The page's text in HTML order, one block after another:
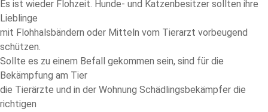
Es ist wieder Flohzeit. Hunde- und Katzenbesitzer sollten ihre
Lieblinge
mit Flohhalsbändern oder Mitteln vom Tierarzt vorbeugend
schützen.
Sollte es zu einem Befall gekommen sein, sind für die
Bekämpfung am Tier
die Tierärzte und in der Wohnung Schädlingsbekämpfer die
richtigen